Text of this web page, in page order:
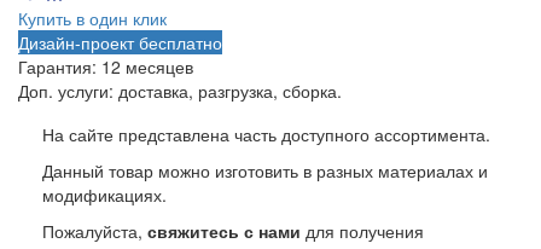
Купить в один клик
Дизайн-проект бесплатно
Гарантия: 12 месяцев
Доп. услуги: доставка, разгрузка, сборка.
На сайте представлена часть доступного ассортимента.
Данный товар можно изготовить в разных материалах и
модификациях.
Пожалуйста, свяжитесь с нами для получения